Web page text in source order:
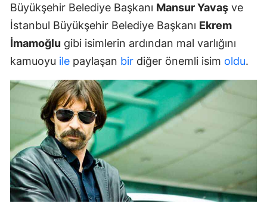
Büyükşehir Belediye Başkanı Mansur Yavaş ve
İstanbul Büyükşehir Belediye Başkanı Ekrem
İmamoğlu gibi isimlerin ardından mal varlığını
kamuoyu ile paylaşan bir diğer önemli isim oldu.